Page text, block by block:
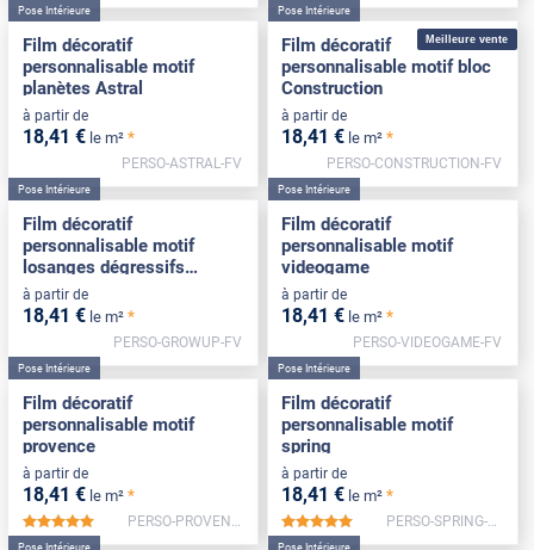
Pose Intérieure
Film décoratif
personnalisable motif
planètes Astral
à partir de
18,41 € le m² *
PERSO-ASTRAL-FV
Meilleure vente
Pose Intérieure
Film décoratif
personnalisable motif bloc
Construction
à partir de
18,41 € le m² *
PERSO-CONSTRUCTION-FV
Pose Intérieure
Film décoratif
personnalisable motif
losanges dégressifs
Growup
à partir de
18,41 € le m² *
PERSO-GROWUP-FV
Pose Intérieure
Film décoratif
personnalisable motif
videogame
à partir de
18,41 € le m² *
PERSO-VIDEOGAME-FV
Pose Intérieure
Film décoratif
personnalisable motif
provence
à partir de
18,41 € le m² *
*****
PERSO-PROVENCE-FV
Pose Intérieure
Film décoratif
personnalisable motif
spring
à partir de
18,41 € le m² *
*****
PERSO-SPRING-FV
Pose Intérieure Pose Intérieure